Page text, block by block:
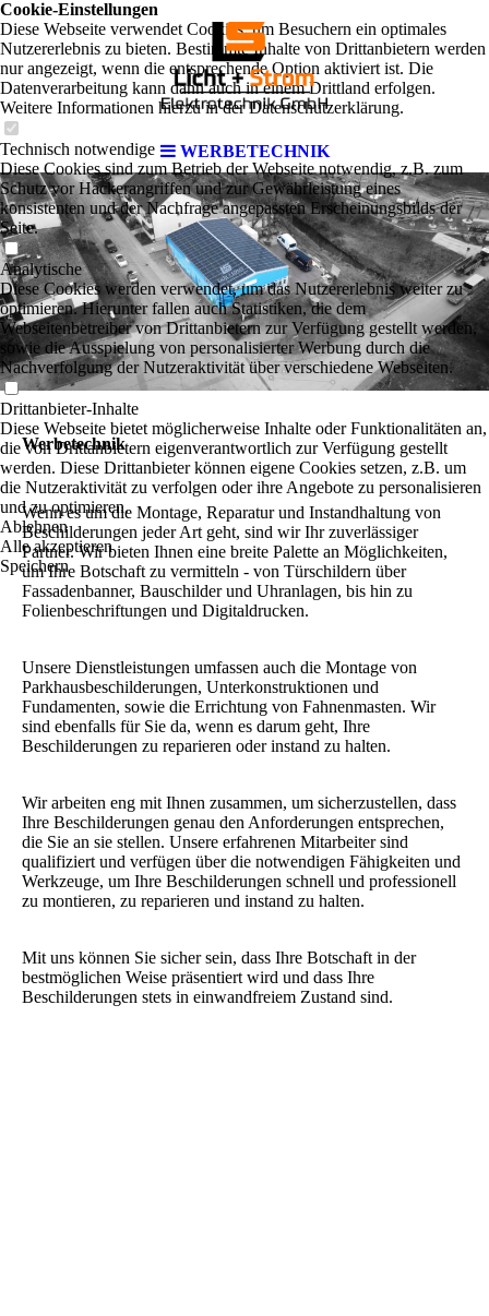
WERBETECHNIK
Werbetechnik
Wenn es um die Montage, Reparatur und Instandhaltung von
Beschilderungen jeder Art geht, sind wir Ihr zuverlässiger
Partner. Wir bieten Ihnen eine breite Palette an Möglichkeiten,
um Ihre Botschaft zu vermitteln - von Türschildern über
Fassadenbanner, Bauschilder und Uhranlagen, bis hin zu
Folienbeschriftungen und Digitaldrucken.
Unsere Dienstleistungen umfassen auch die Montage von
Parkhausbeschilderungen, Unterkonstruktionen und
Fundamenten, sowie die Errichtung von Fahnenmasten. Wir
sind ebenfalls für Sie da, wenn es darum geht, Ihre
Beschilderungen zu reparieren oder instand zu halten.
Wir arbeiten eng mit Ihnen zusammen, um sicherzustellen, dass
Ihre Beschilderungen genau den Anforderungen entsprechen,
die Sie an sie stellen. Unsere erfahrenen Mitarbeiter sind
qualifiziert und verfügen über die notwendigen Fähigkeiten und
Werkzeuge, um Ihre Beschilderungen schnell und professionell
zu montieren, zu reparieren und instand zu halten.
Mit uns können Sie sicher sein, dass Ihre Botschaft in der
bestmöglichen Weise präsentiert wird und dass Ihre
Beschilderungen stets in einwandfreiem Zustand sind.
Cookie-Einstellungen
Diese Webseite verwendet Cookies, um Besuchern ein optimales
Nutzererlebnis zu bieten. Bestimmte Inhalte von Drittanbietern werden
nur angezeigt, wenn die entsprechende Option aktiviert ist. Die
Datenverarbeitung kann dann auch in einem Drittland erfolgen.
Weitere Informationen hierzu in der Datenschutzerklärung.
Technisch notwendige
Diese Cookies sind zum Betrieb der Webseite notwendig, z.B. zum
Schutz vor Hackerangriffen und zur Gewährleistung eines
konsistenten und der Nachfrage angepassten Erscheinungsbilds der
Seite.
Analytische
Diese Cookies werden verwendet, um das Nutzererlebnis weiter zu
optimieren. Hierunter fallen auch Statistiken, die dem
Webseitenbetreiber von Drittanbietern zur Verfügung gestellt werden,
sowie die Ausspielung von personalisierter Werbung durch die
Nachverfolgung der Nutzeraktivität über verschiedene Webseiten.
Drittanbieter-Inhalte
Diese Webseite bietet möglicherweise Inhalte oder Funktionalitäten an,
die von Drittanbietern eigenverantwortlich zur Verfügung gestellt
werden. Diese Drittanbieter können eigene Cookies setzen, z.B. um
die Nutzeraktivität zu verfolgen oder ihre Angebote zu personalisieren
und zu optimieren.
Ablehnen
Alle akzeptieren
Speichern